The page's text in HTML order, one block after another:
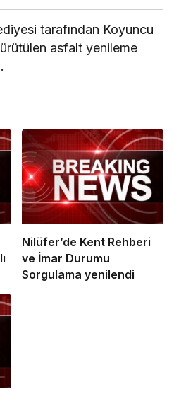
tarafından Koyuncu
asfalt yenileme
Nilüfer’de Kent Rehberi
ve İmar Durumu
Sorgulama yenilendi